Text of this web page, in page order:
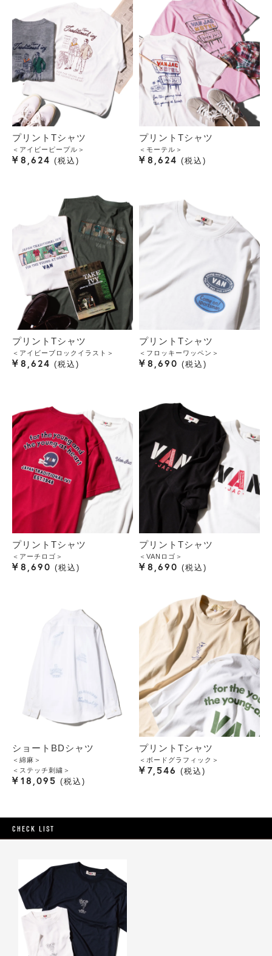
プリントTシャツ
＜アイビーピープル＞
¥ 8,624 税込
プリントTシャツ
＜モーテル＞
¥ 8,624 税込
プリントTシャツ
＜アイビーブロックイラスト＞
¥ 8,624 税込
プリントTシャツ
＜フロッキーワッペン＞
¥ 8,690 税込
プリントTシャツ
＜アーチロゴ＞
¥ 8,690 税込
プリントTシャツ
＜VANロゴ＞
¥ 8,690 税込
ショートBDシャツ
＜綿麻＞
＜ステッチ刺繍＞
¥ 18,095 税込
プリントTシャツ
＜ボードグラフィック＞
¥ 7,546 税込
CHECK LIST